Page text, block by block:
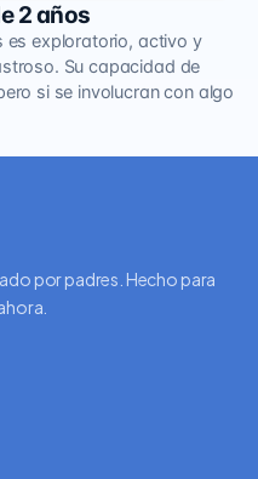
2 años
es exploratorio, activo y
Su capacidad de
si se involucran con algo
por padres. Hecho para